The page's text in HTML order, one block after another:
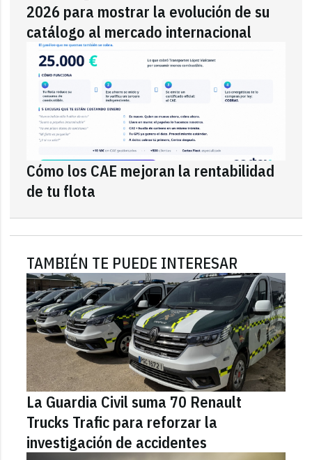
2026 para mostrar la evolución de su
catálogo al mercado internacional
Cómo los CAE mejoran la rentabilidad
de tu flota
TAMBIÉN TE PUEDE INTERESAR
La Guardia Civil suma 70 Renault
Trucks Trafic para reforzar la
investigación de accidentes